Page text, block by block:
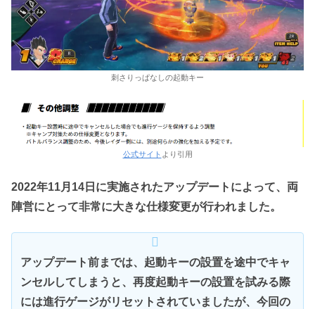
刺さりっぱなしの起動キー
公式サイト より引用
2022年11月14日に実施されたアップデートによって、両
陣営にとって非常に大きな仕様変更が行われました。
アップデート前までは、起動キーの設置を途中でキャ
ンセルしてしまうと、再度起動キーの設置を試みる際
には進行ゲージがリセットされていましたが、今回の